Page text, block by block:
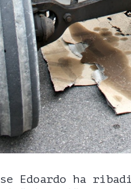
se Edoardo ha